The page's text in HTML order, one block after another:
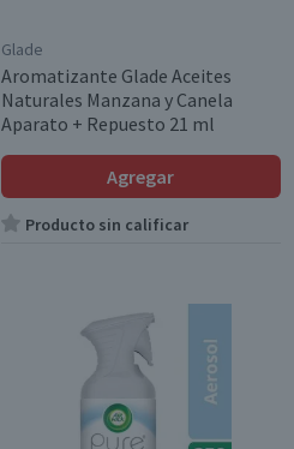
Glade
Aromatizante Glade Aceites
Naturales Manzana y Canela
Aparato + Repuesto 21 ml
Agregar
Producto sin calificar